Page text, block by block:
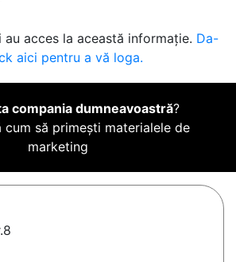
acces la această informație. Da-
aici pentru a vă loga.
compania dumneavoastră?
cum să primești materialele de
marketing